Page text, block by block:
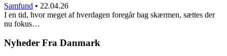
Samfund • 22.04.26
I en tid, hvor meget af hverdagen foregår bag skærmen, sættes der
nu fokus…
Nyheder Fra Danmark